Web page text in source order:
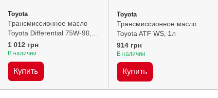
Toyota
Трансмиссионное масло
Toyota Differential 75W-90,
1л
1 012 грн
В наличии
Купить
Toyota
Трансмиссионное масло
Toyota ATF WS, 1л
914 грн
В наличии
Купить